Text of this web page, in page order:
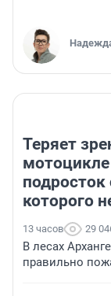
Теряет
которого
13 часов 29
В лесах
правильно